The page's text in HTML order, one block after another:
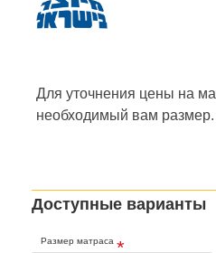
Для уточнения цены на
необходимый вам размер.
Доступные варианты
Размер матраса